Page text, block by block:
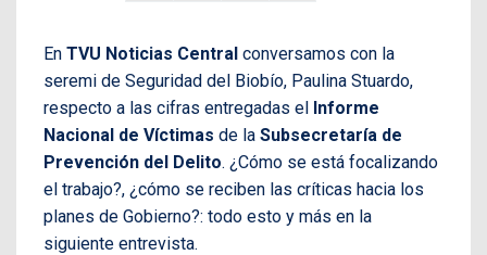
En TVU Noticias Central conversamos con la
seremi de Seguridad del Biobío, Paulina Stuardo,
respecto a las cifras entregadas el Informe
Nacional de Víctimas de la Subsecretaría de
Prevención del Delito. ¿Cómo se está focalizando
el trabajo?, ¿cómo se reciben las críticas hacia los
planes de Gobierno?: todo esto y más en la
siguiente entrevista.